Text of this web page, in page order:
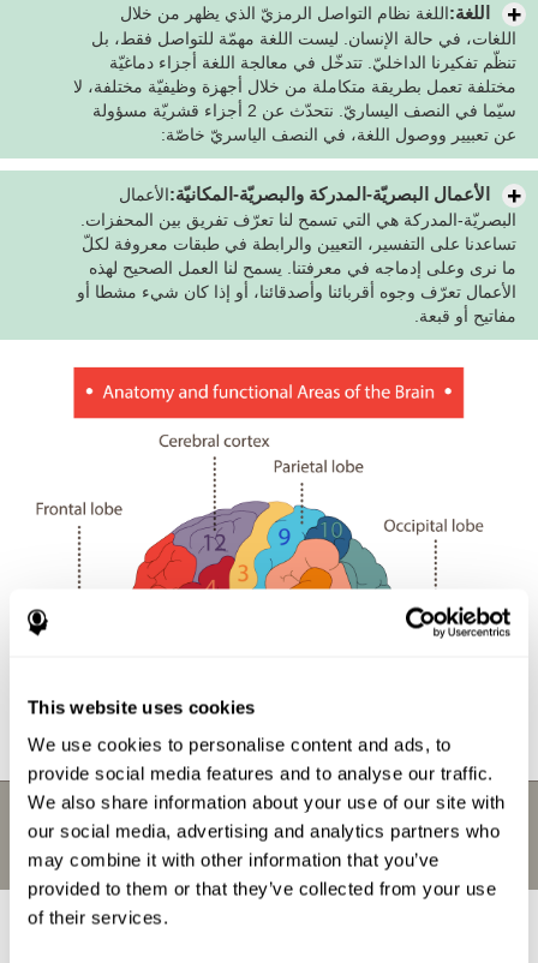
This website uses cookies
We use cookies to personalise content and ads, to
provide social media features and to analyse our traffic.
We also share information about your use of our site with
our social media, advertising and analytics partners who
may combine it with other information that you’ve
provided to them or that they’ve collected from your use
of their services.
اللغة:اللغة نظام التواصل الرمزيّ الذي يظهر من خلال
اللغات، في حالة الإنسان. ليست اللغة مهمّة للتواصل فقط، بل
تنظّم تفكيرنا الداخليّ. تتدخّل في معالجة اللغة أجزاء دماغيّة
مختلفة تعمل بطريقة متكاملة من خلال أجهزة وظيفيّة مختلفة، لا
سيّما في النصف اليساريّ. نتحدّث عن 2 أجزاء قشريّة مسؤولة
عن تعبيير ووصول اللغة، في النصف الياسريّ خاصّة:
الأعمال البصريّة-المدركة والبصريّة-المكانيّة:الأعمال
البصريّة-المدركة هي التي تسمح لنا تعرّف تفريق بين المحفزات.
تساعدنا على التفسير، التعيين والرابطة في طبقات معروفة لكلّ
ما نرى وعلى إدماجه في معرفتنا. يسمح لنا العمل الصحيح لهذه
الأعمال تعرّف وجوه أقربائنا وأصدقائنا، أو إذا كان شيء مشطا أو
مفاتيح أو قبعة.